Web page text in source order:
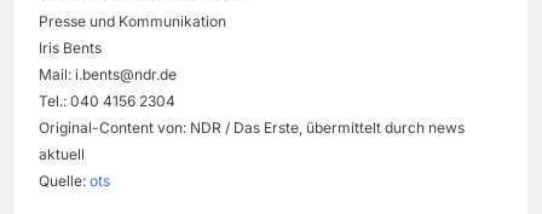
Presse und Kommunikation
Iris Bents
Mail: i.bents@ndr.de
Tel.: 040 4156 2304
Original-Content von: NDR / Das Erste, übermittelt durch news
aktuell
Quelle: ots